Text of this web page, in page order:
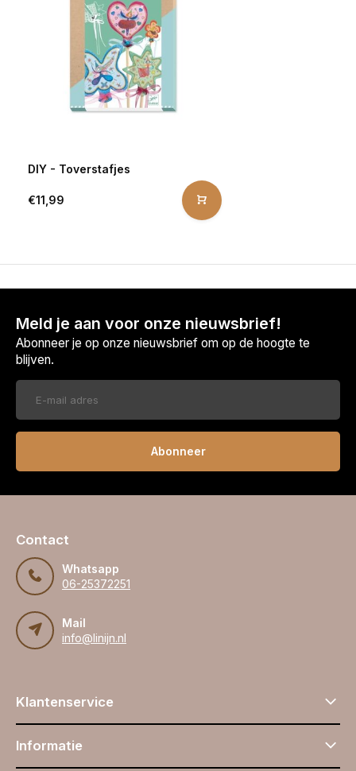
DIY - Toverstafjes
€11,99
Meld je aan voor onze nieuwsbrief!
Abonneer je op onze nieuwsbrief om op de hoogte te
blijven.
Abonneer
Contact
Whatsapp
06-25372251
Mail
info@linijn.nl
Klantenservice
Informatie